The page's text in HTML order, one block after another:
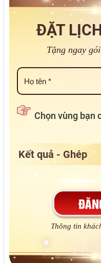
ĐẶT
Tặng ngay
Chọn vùng bạn
Kết quả - Ghép
Thông tin